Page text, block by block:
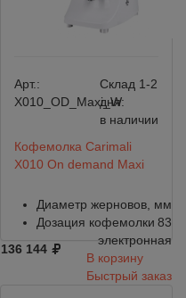
Арт.:
X010_OD_Maxi_W
Склад 1-2
дня:
в наличии
Кофемолка Carimali
X010 On demand Maxi
Диаметр жерновов, мм
83
Дозация кофемолки
электронная
136 144
В корзину
Быстрый заказ